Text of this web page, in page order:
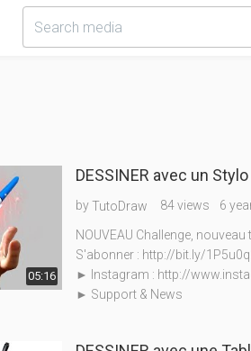
05:16
DESSINER avec un Stylo
byTutoDraw 84 views 6
NOUVEAU Challenge, nouveau
S'abonner : http://bit.ly/
► Instagram : http://
► Support & News